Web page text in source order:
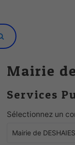
Mairie
Services
Sélectionnez un